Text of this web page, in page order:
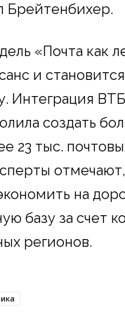
Брейтенбихер.
«Почта как
и
Интеграция
создать
23 тыс.
отмечают,
на
базу за счет
регионов.